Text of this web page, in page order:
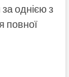
однією з
повної